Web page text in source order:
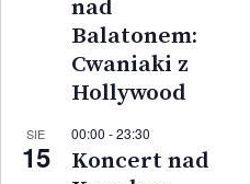
nad
Balatonem:
Cwaniaki z
Hollywood
SIE
15
00:00 -23:30
Koncert nad